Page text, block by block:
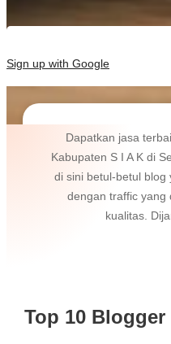
Sign up with Google
Dapatkan jasa
Kabupaten S I A K di
di sini betul-betul blog
dengan traffic yang
kualitas.
Top 10